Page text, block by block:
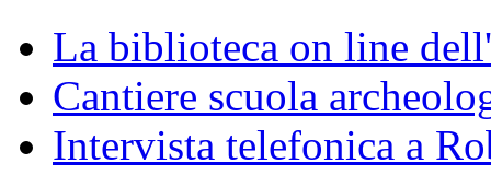
La biblioteca on line
Cantiere scuola
Intervista telefonica a